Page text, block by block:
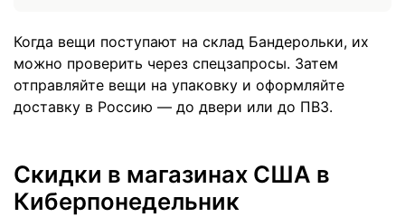
Когда вещи поступают на склад Бандерольки, их
можно проверить через спецзапросы. Затем
отправляйте вещи на упаковку и оформляйте
доставку в Россию — до двери или до ПВЗ.
Скидки в магазинах США в
Киберпонедельник